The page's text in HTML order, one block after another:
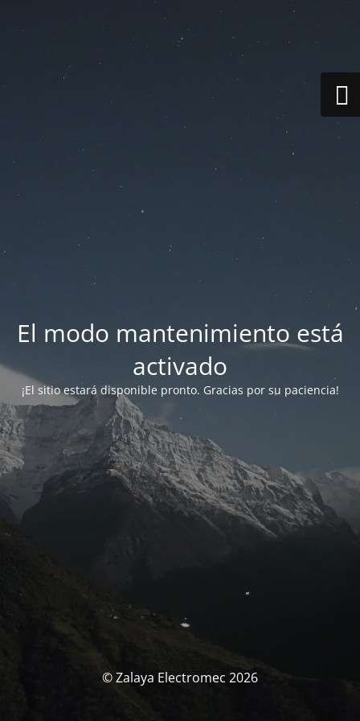
El modo mantenimiento está
activado
¡El sitio estará disponible pronto. Gracias por su paciencia!
© Zalaya Electromec 2026